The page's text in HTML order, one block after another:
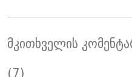
მკითხველის
(7)